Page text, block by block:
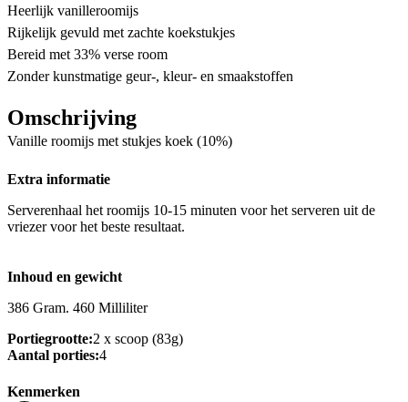
Heerlijk vanilleroomijs
Rijkelijk gevuld met zachte koekstukjes
Bereid met 33% verse room
Zonder kunstmatige geur-, kleur- en smaakstoffen
Omschrijving
Vanille roomijs met stukjes koek (10%)
Extra informatie
Serverenhaal het roomijs 10-15 minuten voor het serveren uit de
vriezer voor het beste resultaat.
Inhoud en gewicht
386 Gram. 460 Milliliter
Portiegrootte:2 x scoop (83g)
Aantal porties:4
Kenmerken